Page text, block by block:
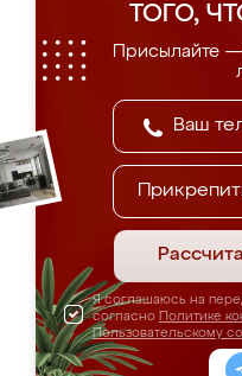
ТОГО,
Присылайте
Я соглашаюсь на
согласно Политике
Пользовательскому